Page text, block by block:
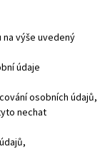
výše uvedený
údaje
osobních údajů,
nechat